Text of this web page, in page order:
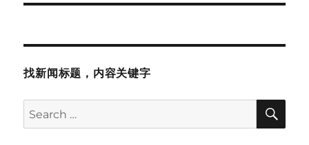
找新闻标题，内容关键字
Search
for: